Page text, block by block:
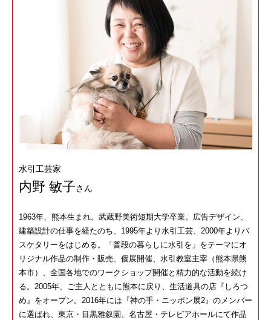
水引工芸家
内野 敏子さん
1963年、熊本生まれ。武蔵野美術短期大学卒業。広告デザイン、
建築設計の仕事を経たのち、1995年より水引工芸、2000年よりバ
スケタリーをはじめる。「普段の暮らしに水引を」をテーマにオ
リジナル作品の制作・販売、個展開催、水引教室主宰（熊本県熊
本市）、全国各地でのワークショップ開催と精力的な活動を続け
る。2005年、ご主人とともに熊本に戻り、生活道具の店『しろつ
め』をオープン。2016年には『神の手・ニッポン展2』のメンバー
に選ばれ、東京・目黒雅叙園、名古屋・テレピアホールにて作品